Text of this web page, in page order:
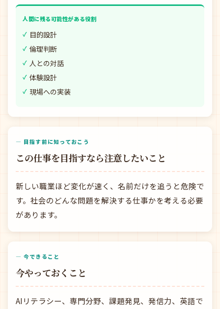
人間に残る可能性がある役割
目的設計
倫理判断
人との対話
体験設計
現場への実装
— 目指す前に知っておこう
この仕事を目指すなら注意したいこと
新しい職業ほど変化が速く、名前だけを追うと危険で
す。社会のどんな問題を解決する仕事かを考える必要
があります。
— 今できること
今やっておくこと
AIリテラシー、専門分野、課題発見、発信力、英語で